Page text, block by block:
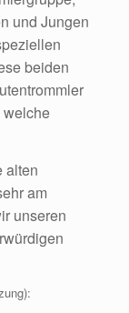
und Jungen
beiden
welche
alten
am
unseren